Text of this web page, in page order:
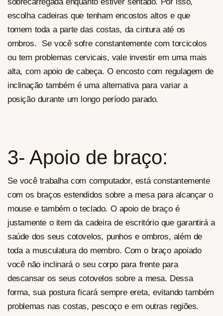
escolha cadeiras que tenham encostos altos e que
tomem toda a parte das costas, da cintura até os
ombros. Se você sofre constantemente com torcicolos
ou tem problemas cervicais, vale investir em uma mais
alta, com apoio de cabeça. O encosto com regulagem de
inclinação também é uma alternativa para variar a
posição durante um longo período parado.
3- Apoio de braço:
Se você trabalha com computador, está constantemente
com os braços estendidos sobre a mesa para alcançar o
mouse e também o teclado. O apoio de braço é
justamente o item da cadeira de escritório que garantirá a
saúde dos seus cotovelos, punhos e ombros, além de
toda a musculatura do membro. Com o braço apoiado
você não inclinará o seu corpo para frente para
descansar os seus cotovelos sobre a mesa. Dessa
forma, sua postura ficará sempre ereta, evitando também
problemas nas costas, pescoço e em outras regiões.